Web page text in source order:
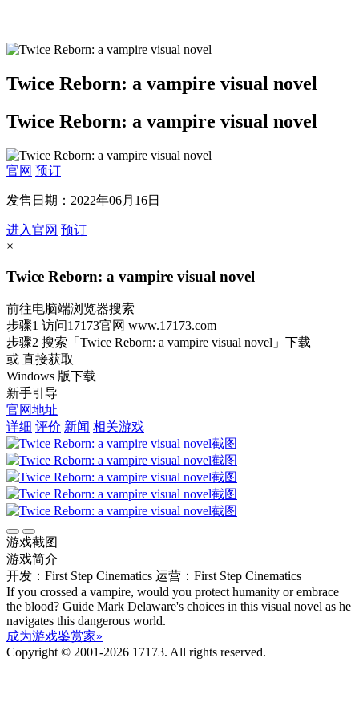
Twice Reborn: a vampire visual novel
Twice Reborn: a vampire visual novel
官网 预订
发售日期：2022年06月16日
进入官网 预订
×
Twice Reborn: a vampire visual novel
前往电脑端浏览器搜索
步骤1 访问17173官网 www.17173.com
步骤2 搜索 「Twice Reborn: a vampire visual novel」 下载
或 直接获取
Windows 版下载
新手引导
官网地址
详细 评价 新闻 相关游戏
游戏截图
游戏简介
开发：First Step Cinematics 运营：First Step Cinematics
If you crossed a vampire, would you protect humanity or embrace
the blood? Guide Mark Delaware's choices in this visual novel as he
navigates this dangerous world.
成为游戏鉴赏家»
Copyright © 2001-2026 17173. All rights reserved.